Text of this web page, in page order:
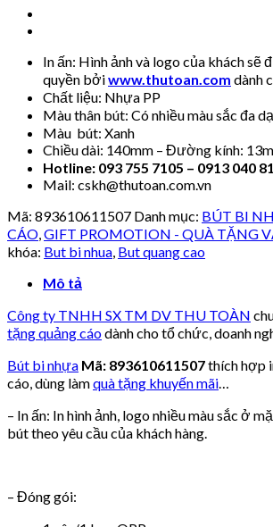
In ấn: Hình ảnh và logo của khách
quyền bởiwww.thutoan.com dành
Chất liệu: Nhựa PP
Màu thân bút: Có nhiều màu sắc đa
Màu bút: Xanh
Chiều dài: 140mm – Đường kính:
Hotline: 093 755 7105 – 0913 040
Mail: cskh@thutoan.com.vn
Mã: 893610611507 Danh mục: BÚT BI
CÁO,GIFT PROMOTION - QUÀ TẶNG
khóa: But bi nhua, But quang cao
Mô tả
Công ty TNHH SX TM DV THU TOÀN
tặng quảng cáodành cho tổ chức, doanh
Bút bi nhựa Mã: 893610611507thích hợp
cáo, dùng làmquà tặng khuyến mãi…
– In ấn: In hình ảnh, logo nhiều màu sắc ở
bút theo yêu cầu của khách hàng.
– Đóng gói: